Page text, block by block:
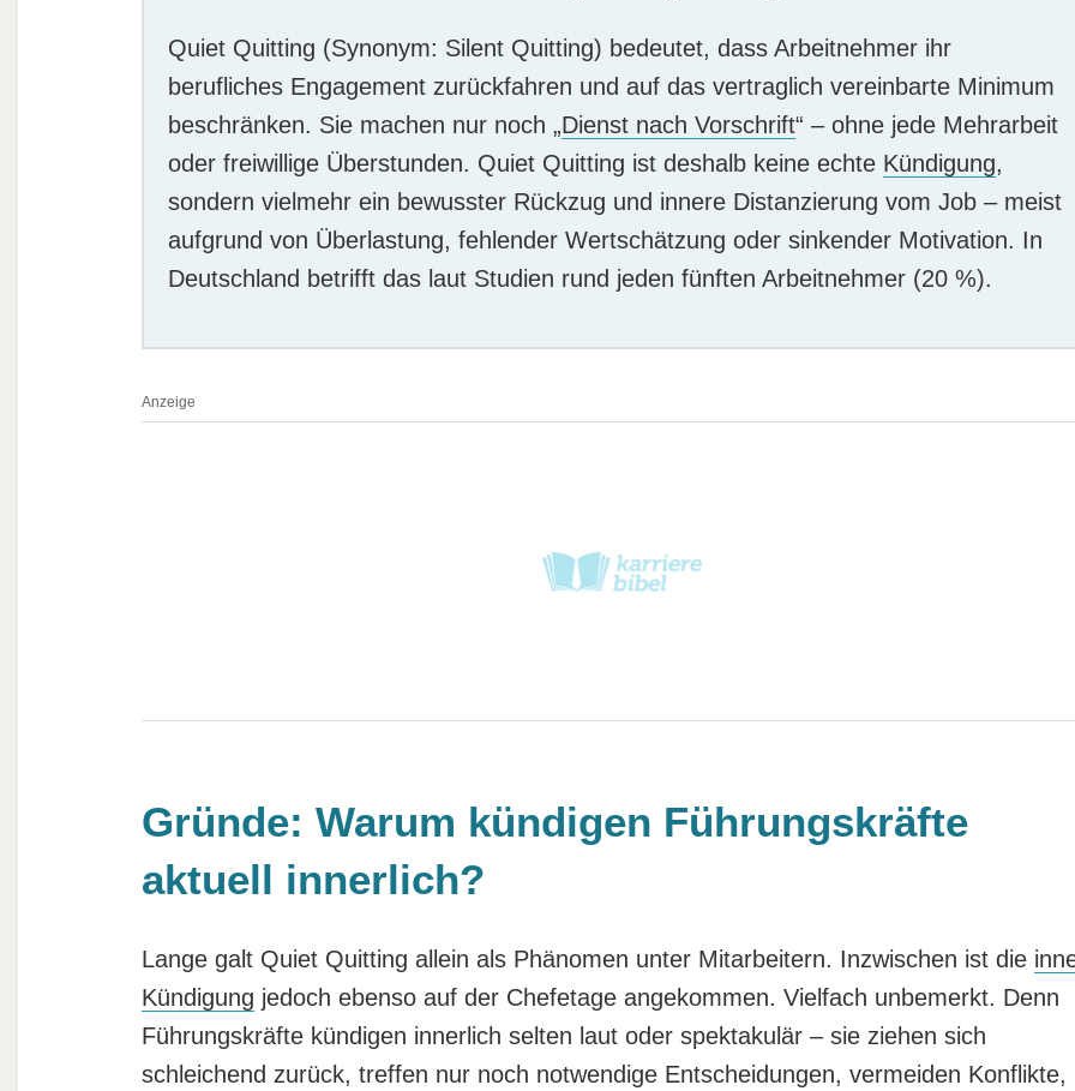
Quiet Quitting (Synonym: Silent Quitting) bedeutet, dass Arbeitnehmer ihr
berufliches Engagement zurückfahren und auf das vertraglich vereinbarte Minimum
beschränken. Sie machen nur noch „Dienst nach Vorschrift“ – ohne jede Mehrarbeit
oder freiwillige Überstunden. Quiet Quitting ist deshalb keine echte Kündigung,
sondern vielmehr ein bewusster Rückzug und innere Distanzierung vom Job – meist
aufgrund von Überlastung, fehlender Wertschätzung oder sinkender Motivation. In
Deutschland betrifft das laut Studien rund jeden fünften Arbeitnehmer (20 %).
Anzeige
Gründe: Warum kündigen Führungskräfte
aktuell innerlich?
Lange galt Quiet Quitting allein als Phänomen unter Mitarbeitern. Inzwischen ist die
Kündigung jedoch ebenso auf der Chefetage angekommen. Vielfach unbemerkt. Denn
Führungskräfte kündigen innerlich selten laut oder spektakulär – sie ziehen sich
schleichend zurück, treffen nur noch notwendige Entscheidungen, vermeiden Konflikte,